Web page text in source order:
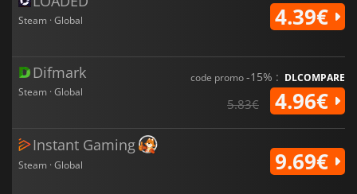
Steam · Global 4.39€
Difmark
Steam · Global
code promo-15% : DLCOMPARE
5.83€ 4.96€
Instant Gaming
Steam · Global 9.69€